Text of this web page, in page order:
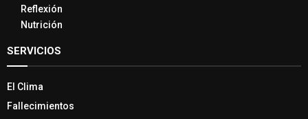
Reflexión
Nutrición
SERVICIOS
El Clima
Fallecimientos